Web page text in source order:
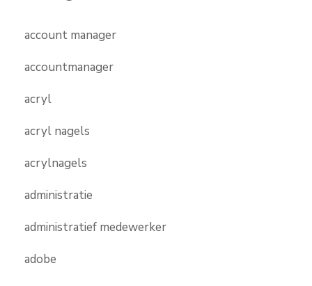
account manager
accountmanager
acryl
acryl nagels
acrylnagels
administratie
administratief medewerker
adobe